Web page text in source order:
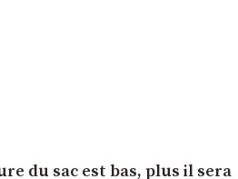
du sac est bas, plus il sera